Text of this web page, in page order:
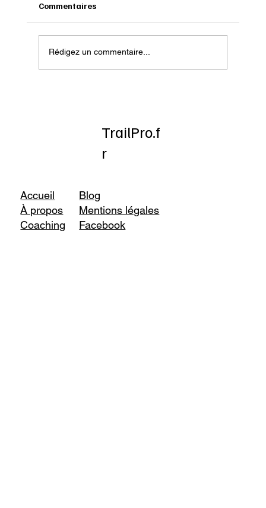
Onatera : Pour affronter l’hiver
Commentaires
Rédigez un commentaire...
TrailPro.f
r
Accueil
À propos
Coaching
Blog
Mentions légales
Facebook